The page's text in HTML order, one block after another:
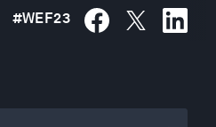
#WEF23